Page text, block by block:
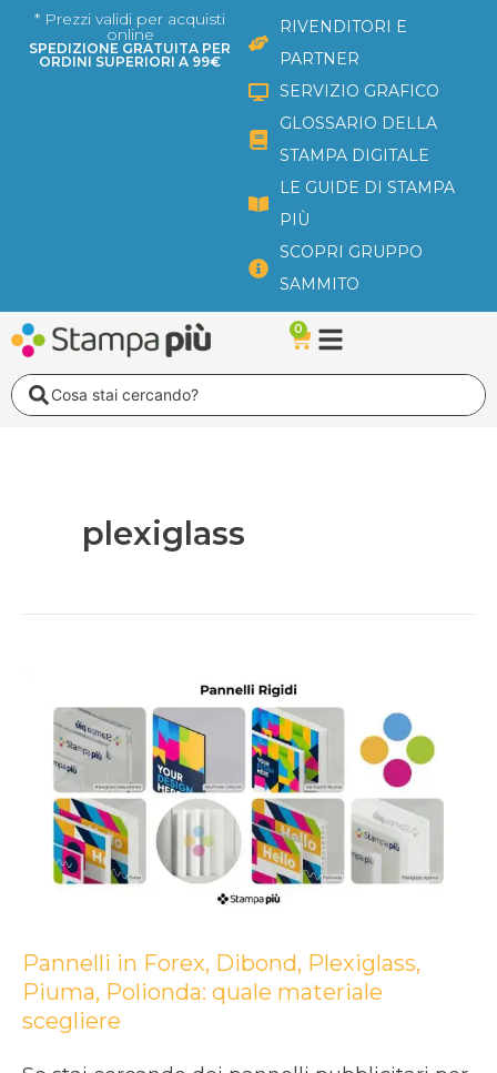
* Prezzi validi per acquisti
online
SPEDIZIONE GRATUITA PER
ORDINI SUPERIORI A 99€
RIVENDITORI E
PARTNER
SERVIZIO GRAFICO
GLOSSARIO DELLA
STAMPA DIGITALE
LE GUIDE DI STAMPA
PIÙ
SCOPRI GRUPPO
SAMMITO
0
Carrello
Search
plexiglass
Pannelli in Forex, Dibond, Plexiglass,
Piuma, Polionda: quale materiale
scegliere
Forex,
Dibond,
Plexiglass,
Piuma,
Polionda:
scegliere